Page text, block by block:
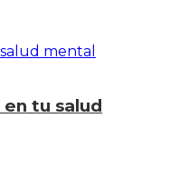
tu salud